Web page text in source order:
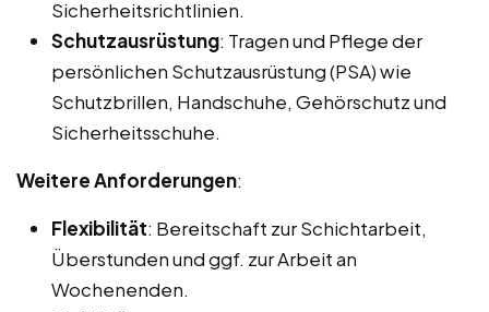
Sicherheitsrichtlinien.
Schutzausrüstung: Tragen und Pflege der
persönlichen Schutzausrüstung (PSA) wie
Schutzbrillen, Handschuhe, Gehörschutz und
Sicherheitsschuhe.
Weitere Anforderungen:
Flexibilität: Bereitschaft zur Schichtarbeit,
Überstunden und ggf. zur Arbeit an
Wochenenden.